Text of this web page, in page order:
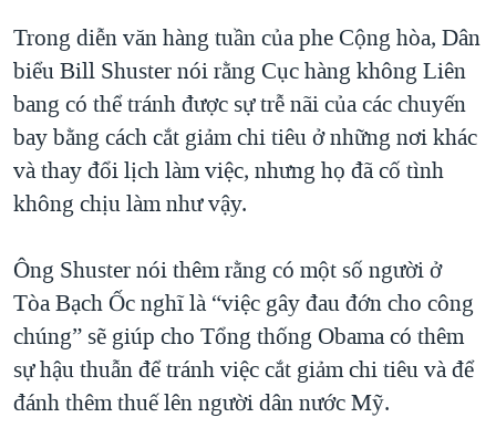
Trong diễn văn hàng tuần của phe Cộng hòa, Dân
biểu Bill Shuster nói rằng Cục hàng không Liên
bang có thể tránh được sự trễ nãi của các chuyến
bay bằng cách cắt giảm chi tiêu ở những nơi khác
và thay đổi lịch làm việc, nhưng họ đã cố tình
không chịu làm như vậy.
Ông Shuster nói thêm rằng có một số người ở
Tòa Bạch Ốc nghĩ là “việc gây đau đớn cho công
chúng” sẽ giúp cho Tổng thống Obama có thêm
sự hậu thuẫn để tránh việc cắt giảm chi tiêu và để
đánh thêm thuế lên người dân nước Mỹ.